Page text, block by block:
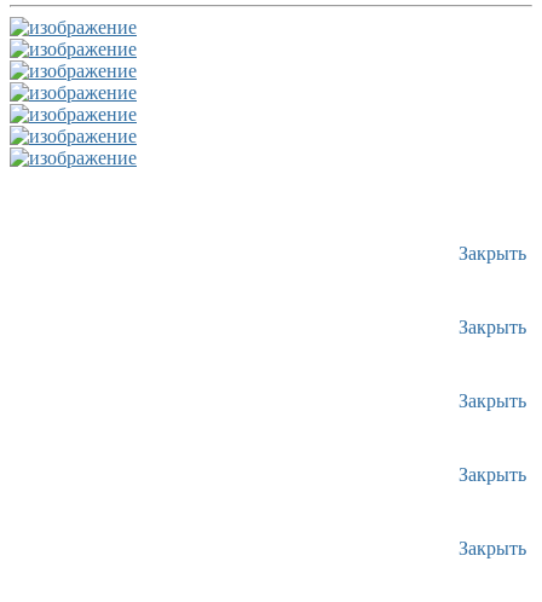
Закрыть
Закрыть
Закрыть
Закрыть
Закрыть